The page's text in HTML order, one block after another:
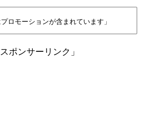
プロモーションが含まれています」
スポンサーリンク」